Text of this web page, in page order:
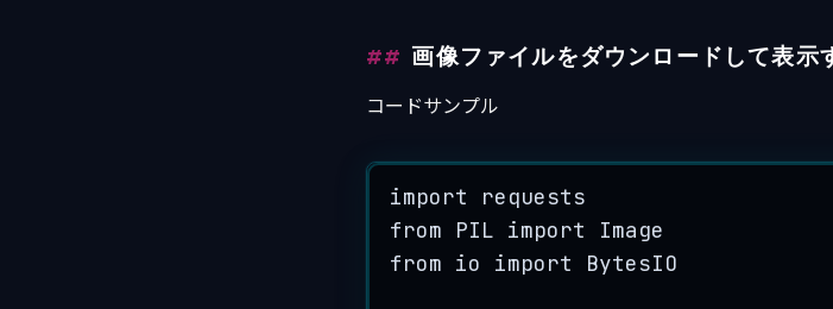
画像ファイルをダウンロードして表示
コードサンプル
import requests
from
PIL import Image
from io import BytesIO